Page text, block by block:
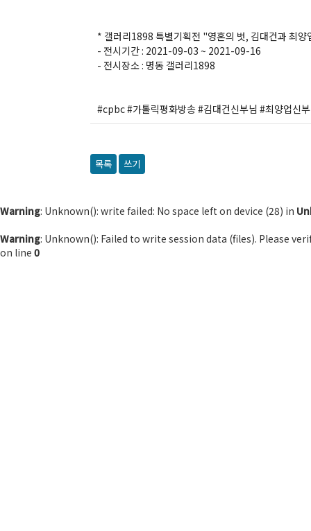
* 갤러리1898 특별기획전 "영혼의 벗, 김대건과 최양
- 전시기간 : 2021-09-03 ~ 2021-09-16
- 전시장소 : 명동 갤러리1898
#cpbc #가톨릭평화방송 #김대건신부님 #최양업신
목록 쓰기
Warning: Unknown(): write failed: No space left on device (28) in
Warning: Unknown(): Failed to write session data (files). Please
on line 0